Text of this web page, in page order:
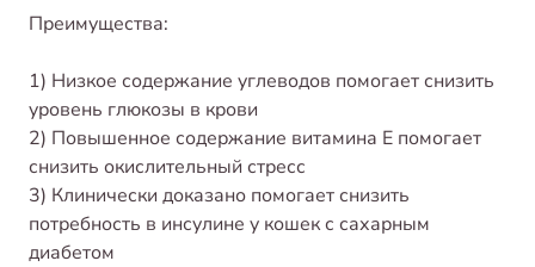
Преимущества:
1) Низкое содержание углеводов помогает снизить
уровень глюкозы в крови
2) Повышенное содержание витамина Е помогает
снизить окислительный стресс
3) Клинически доказано помогает снизить
потребность в инсулине у кошек с сахарным
диабетом